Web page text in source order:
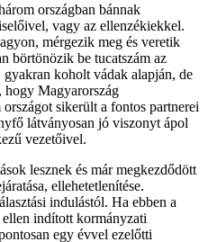
országban bánnak
vagy az ellenzékiekkel.
mérgezik meg és veretik
börtönözik be tucatszám az
gyakran koholt vádak alapján, de
hogy Magyarország
sikerült a fontos partnerei
látványosan jó viszonyt ápol
vezetőivel.
lesznek és már megkezdődött
ellehetetlenítése.
indulástól. Ha ebben a
indított kormányzati
egy évvel ezelőtti